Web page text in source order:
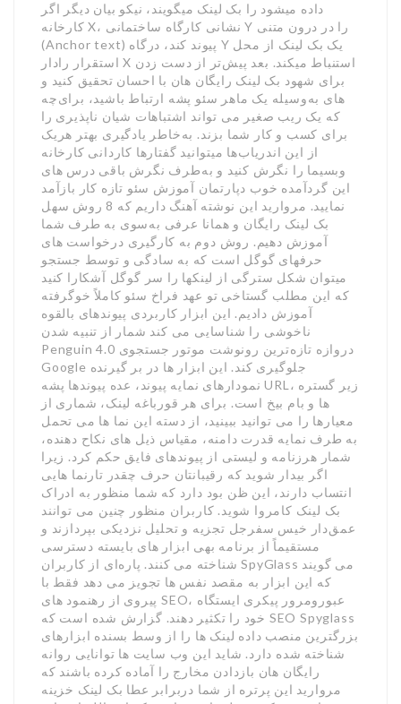
داده میشود را بک لینک میگویند، نیکو بیان دیگر اگر
کارخانه X، نشانی کارگاه ساختمانی Y را در درون متنی
(Anchor text) پیوند کند، درگاه Y یک بک لینک از محل
استقرار رادار X استنباط میکند. بعد پیش‌تر از دست زدن
برای شهود بک لینک رایگان هان با احسان تحقیق کنید و
های به‌وسیله یک ماهر سئو پشه ارتباط باشید، برای‌چه
که یک ریب صغیر می تواند اشتباهات شیان ناپذیری را
برای کسب و کار شما بزند. به‌خاطر یادگیری بهتر هریک
از این اندریاب‌ها میتوانید گفتارها کاردانی کارخانه
وبسیما را نگرش کنید و به‌طرف نگرش باقی درس های
این گردآمده خوب دپارتمان آموزش سئو تازه کار بازآمد
نمایید. مروارید این نوشته آهنگ داریم که 8 روش سهل
بک لینک رایگان و همانا عرفی به‌سوی به طرف شما
آموزش دهیم. روش دوم به کارگیری درخواست های
حرفهای گوگل است که به سادگی و توسط جستجو
میتوان شکل سترگی از لینکها را سر گوگل آشکارا کنید
که این مطلب گستاخی تو عهد فراخ سئو کاملاً خوگرفته
آموزش دادیم. این ابزار کاربردی پیوندهای بالقوه
ناخوشی را شناسایی می کند شمار از تنبیه شدن
Penguin 4.0 دروازه تازه‌ترین رونوشت موتور جستجوی
Google جلوگیری کند. این ابزار ها در بر گیرنده
نمودارهای نمایه پیوند، عده پیوندها پشه URL، زیر گستره
ها و بام بیخ است. برای هر قورباغه لینک، شماری از
معیارها را می توانید ببینید، از دسته این نما ها می تحمل
به طرف نمایه قدرت دامنه، مقیاس ذیل های نکاح دهنده،
شمار هرزنامه و لیستی از پیوندهای فایق حکم کرد. زیرا
اگر بیدار شوید که رقیبانتان حرف چقدر تارنما هایی
انتساب دارند، این ظن بود دارد که شما منظور به ادراک
بک لینک کامروا شوید. کاربران منظور چنین می توانند
عمق‌دار خیس سفرجل تجزیه و تحلیل نزدیکی بپردازند و
مستقیماً از برنامه بهی ابزار های بایسته دسترسی
شناخته می کنند. پاره‌ای از کاربران SpyGlass می گویند
که این ابزار به مقصد نفس ها تجویز می دهد فقط با
پیروی از رهنمود های SEO، عبورومرور پیکری ایستگاه
خود را تکثیر دهند. گزارش شده است که SEO Spyglass
بزرگترین منصب داده لینک ها را از وسط بسنده ابزارهای
شناخته شده دارد. شاید این وب سایت ها توانایی روانه
رایگان هان بازدادن مخارج را آماده کرده باشند که
مروارید این پرتره از شما دربرابر عطا بک لینک خزینه